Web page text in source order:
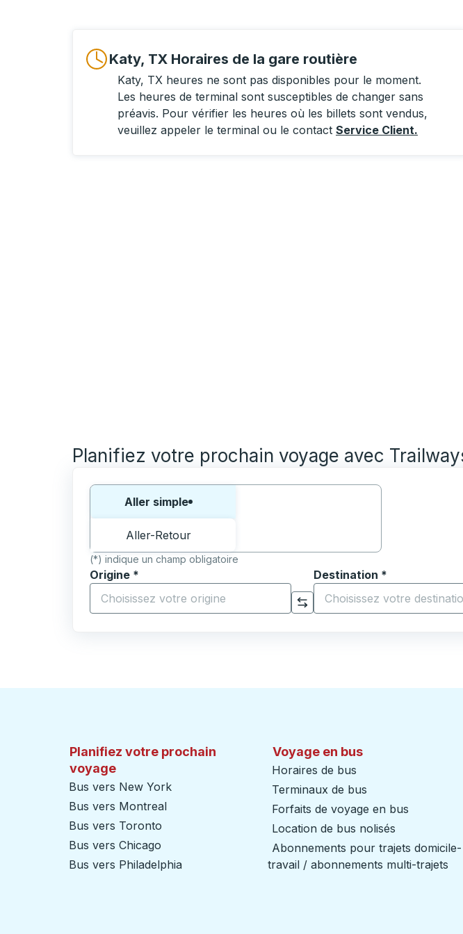
Katy, TX Horaires de la gare routière
Katy, TX heures ne sont pas disponibles pour le moment.
Les heures de terminal sont susceptibles de changer sans
préavis. Pour vérifier les heures où les billets sont vendus,
veuillez appeler le terminal ou le contact Service Client.
Planifiez votre prochain voyage avec
Choisissez un sens ou un aller-retour:
Aller simple
Aller-Retour
(*) indique un champ obligatoire
Origine *
Commencez à saisir la ville d'origine pour ouvrir les options de
Cliquez pour changer vos sélections d'origine et de destination
Destination *
Commencez à saisir la
Planifiez votre prochain
voyage
Bus vers New York
Bus vers Montreal
Bus vers Toronto
Bus vers Chicago
Bus vers Philadelphia
Voyage en bus
Horaires de bus
Terminaux de bus
Forfaits de voyage en bus
Location de bus nolisés
Abonnements pour trajets domicile-
travail / abonnements multi-trajets